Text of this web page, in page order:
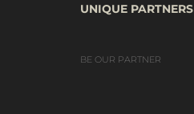
UNIQUE PARTNERS
BE OUR PARTNER